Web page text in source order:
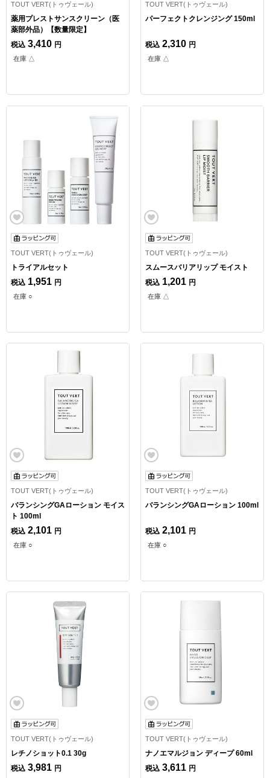
TOUT VERT(トゥヴェール)
薬用プレストサンスクリーン（医
薬部外品）【数量限定】
税込 3,410 円
在庫 △
TOUT VERT(トゥヴェール)
パーフェクトクレンジング 150ml
税込 2,310 円
在庫 △
TOUT VERT(トゥヴェール)
トライアルセット
税込 1,951 円
在庫 ○
TOUT VERT(トゥヴェール)
スムースバリアリップ モイスト
税込 1,201 円
在庫 △
TOUT VERT(トゥヴェール)
バランシングGAローション モイス
ト 100ml
税込 2,101 円
在庫 ○
TOUT VERT(トゥヴェール)
バランシングGAローション 100ml
税込 2,101 円
在庫 ○
TOUT VERT(トゥヴェール)
レチノショット0.1 30g
税込 3,981 円
TOUT VERT(トゥヴェール)
ナノエマルジョン ディープ 60ml
税込 3,611 円